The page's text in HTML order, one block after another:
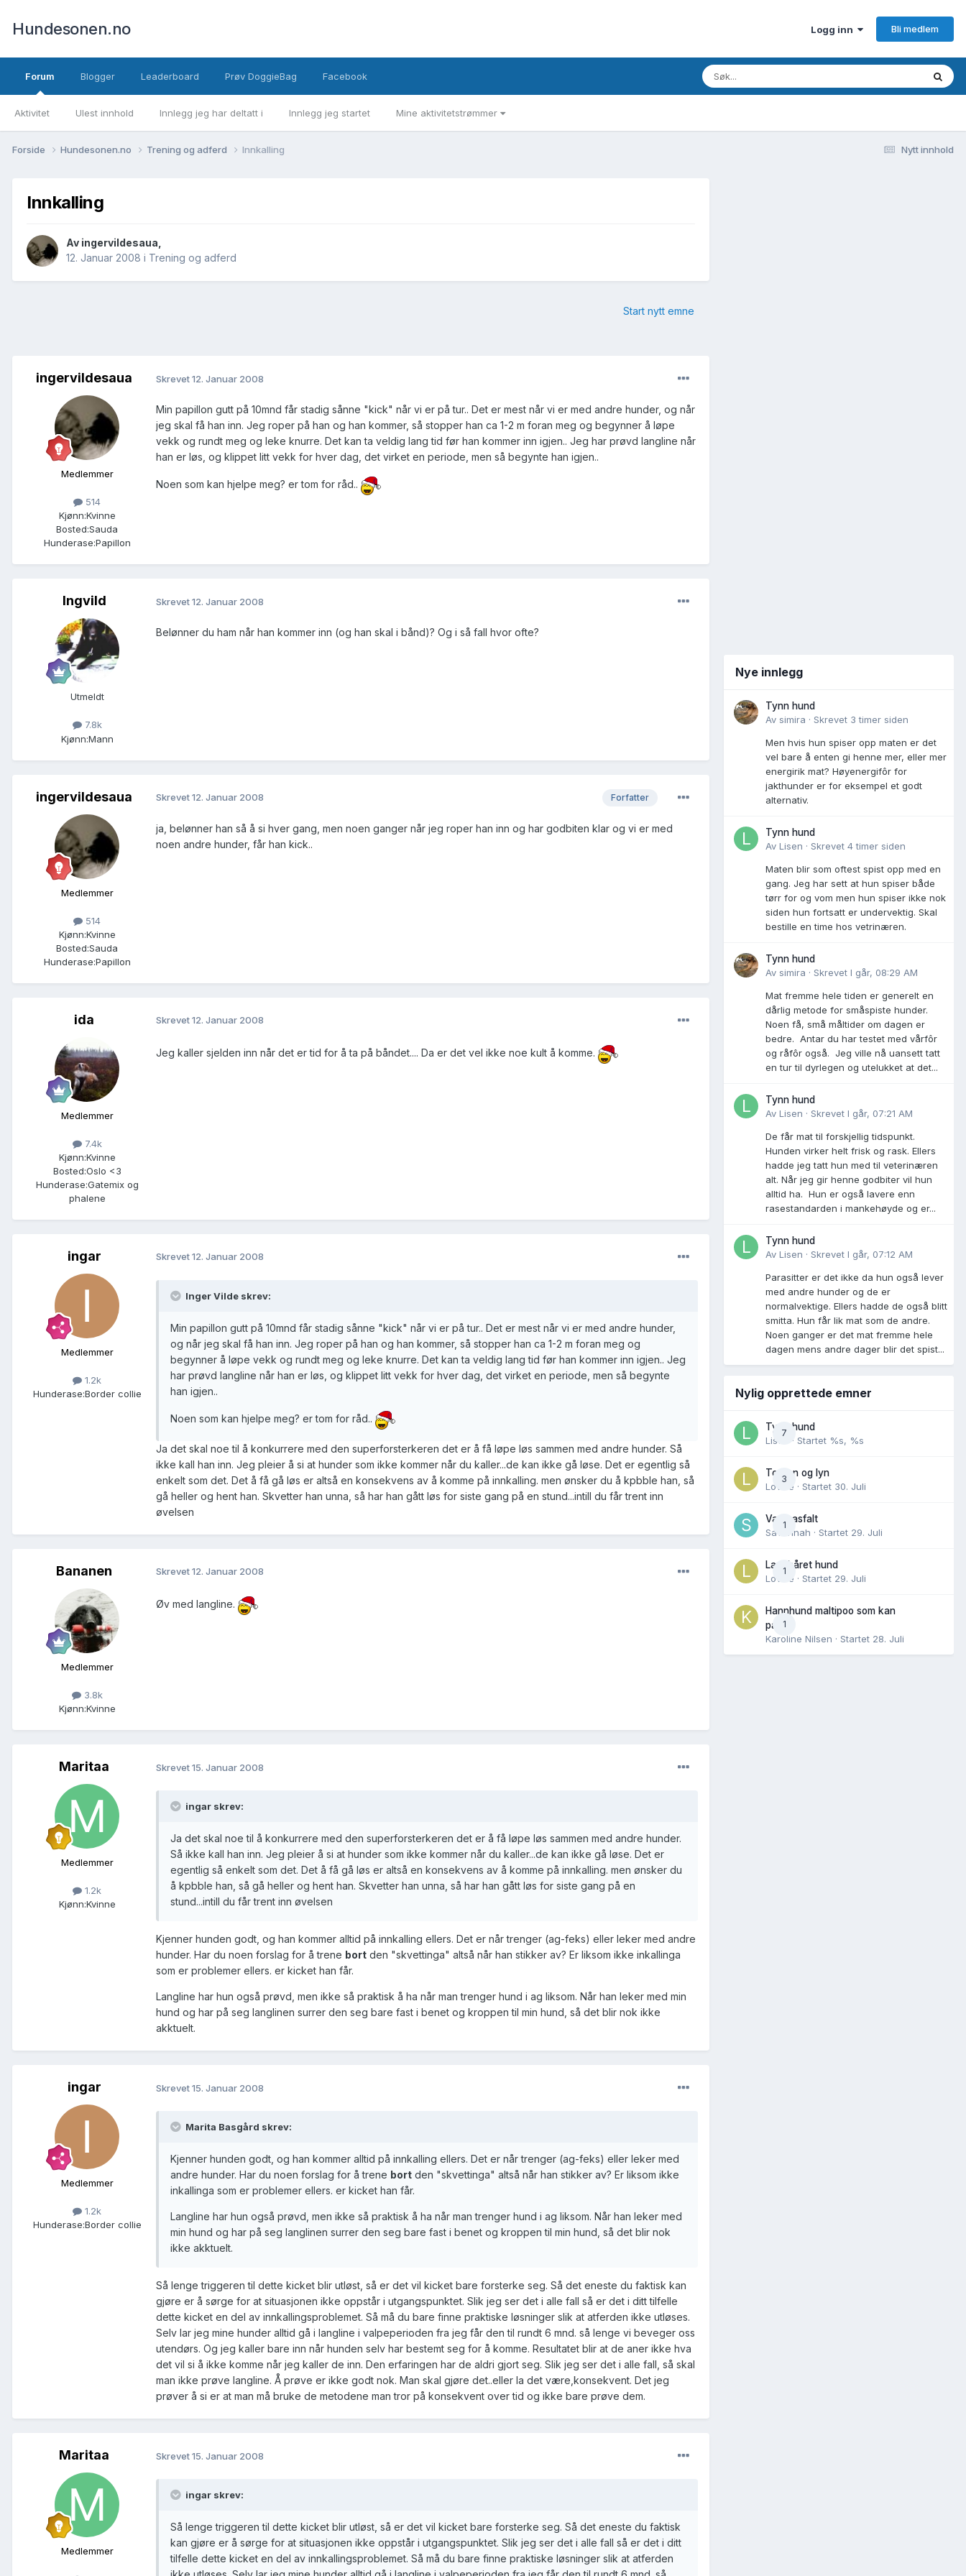
Hundesonen.no Logg inn Bli medlem
Forum
Aktivitet Ulest innhold Innlegg jeg har deltatt i Innlegg jeg startet Mine aktivitetstrømmer
Blogger Leaderboard Prøv DoggieBag Facebook
Nytt innhold
Forside Hundesonen.no Trening og adferd Innkalling
Innkalling
Av ingervildesaua
12. Januar 2008 i Trening og adferd
Start nytt emne
ingervildesaua
Medlemmer
514
Kjønn:Kvinne
Bosted:Sauda
Hunderase:Papillon
Skrevet12. Januar 2008
Min papillon gutt på 10mnd får stadig sånne "kick" når vi er på tur.. Det er mest når vi er med andre hunder, og når
jeg skal få han inn. Jeg roper på han og han kommer, så stopper han ca 1-2 m foran meg og begynner å løpe
vekk og rundt meg og leke knurre. Det kan ta veldig lang tid før han kommer inn igjen.. Jeg har prøvd langline når
han er løs, og klippet litt vekk for hver dag, det virket en periode, men så begynte han igjen..
Noen som kan hjelpe meg? er tom for råd..
Ingvild
Utmeldt
7.8k
Kjønn:Mann
Skrevet12. Januar 2008
Belønner du ham når han kommer inn (og han skal i bånd)? Og i så fall hvor ofte?
ingervildesaua
Medlemmer
514
Kjønn:Kvinne
Bosted:Sauda
Hunderase:Papillon
Forfatter
Skrevet12. Januar 2008
ja, belønner han så å si hver gang, men noen ganger når jeg roper han inn og har godbiten klar og vi er med
noen andre hunder, får han kick..
ida
Medlemmer
7.4k
Kjønn:Kvinne
Bosted:Oslo <3
Hunderase:Gatemix og
phalene
Skrevet12. Januar 2008
Jeg kaller sjelden inn når det er tid for å ta på båndet.... Da er det vel ikke noe kult å komme.
ingar
Medlemmer
1.2k
Hunderase:Border collie
Skrevet12. Januar 2008
Inger Vilde skrev:
Min papillon gutt på 10mnd får stadig sånne "kick" når vi er på tur.. Det er mest når vi er med andre hunder,
og når jeg skal få han inn. Jeg roper på han og han kommer, så stopper han ca 1-2 m foran meg og
begynner å løpe vekk og rundt meg og leke knurre. Det kan ta veldig lang tid før han kommer inn igjen.. Jeg
har prøvd langline når han er løs, og klippet litt vekk for hver dag, det virket en periode, men så begynte
han igjen..
Noen som kan hjelpe meg? er tom for råd..
Ja det skal noe til å konkurrere med den superforsterkeren det er å få løpe løs sammen med andre hunder. Så
ikke kall han inn. Jeg pleier å si at hunder som ikke kommer når du kaller...de kan ikke gå løse. Det er egentlig så
enkelt som det. Det å få gå løs er altså en konsekvens av å komme på innkalling. men ønsker du å kpbble han, så
gå heller og hent han. Skvetter han unna, så har han gått løs for siste gang på en stund...intill du får trent inn
øvelsen
Bananen
Medlemmer
3.8k
Kjønn:Kvinne
Skrevet12. Januar 2008
Øv med langline.
Maritaa
Medlemmer
1.2k
Kjønn:Kvinne
Skrevet15. Januar 2008
ingar skrev:
Ja det skal noe til å konkurrere med den superforsterkeren det er å få løpe løs sammen med andre hunder.
Så ikke kall han inn. Jeg pleier å si at hunder som ikke kommer når du kaller...de kan ikke gå løse. Det er
egentlig så enkelt som det. Det å få gå løs er altså en konsekvens av å komme på innkalling. men ønsker du
å kpbble han, så gå heller og hent han. Skvetter han unna, så har han gått løs for siste gang på en
stund...intill du får trent inn øvelsen
Kjenner hunden godt, og han kommer alltid på innkalling ellers. Det er når trenger (ag-feks) eller leker med andre
hunder. Har du noen forslag for å trene bort den "skvettinga" altså når han stikker av? Er liksom ikke inkallinga
som er problemer ellers. er kicket han får.
Langline har hun også prøvd, men ikke så praktisk å ha når man trenger hund i ag liksom. Når han leker med min
hund og har på seg langlinen surrer den seg bare fast i benet og kroppen til min hund, så det blir nok ikke
akktuelt.
ingar
Medlemmer
1.2k
Hunderase:Border collie
Skrevet15. Januar 2008
Marita Basgård skrev:
Kjenner hunden godt, og han kommer alltid på innkalling ellers. Det er når trenger (ag-feks) eller leker med
andre hunder. Har du noen forslag for å trene bort den "skvettinga" altså når han stikker av? Er liksom ikke
inkallinga som er problemer ellers. er kicket han får.
Langline har hun også prøvd, men ikke så praktisk å ha når man trenger hund i ag liksom. Når han leker med
min hund og har på seg langlinen surrer den seg bare fast i benet og kroppen til min hund, så det blir nok
ikke akktuelt.
Så lenge triggeren til dette kicket blir utløst, så er det vil kicket bare forsterke seg. Så det eneste du faktisk kan
gjøre er å sørge for at situasjonen ikke oppstår i utgangspunktet. Slik jeg ser det i alle fall så er det i ditt tilfelle
dette kicket en del av innkallingsproblemet. Så må du bare finne praktiske løsninger slik at atferden ikke utløses.
Selv lar jeg mine hunder alltid gå i langline i valpeperioden fra jeg får den til rundt 6 mnd. så lenge vi beveger oss
utendørs. Og jeg kaller bare inn når hunden selv har bestemt seg for å komme. Resultatet blir at de aner ikke hva
det vil si å ikke komme når jeg kaller de inn. Den erfaringen har de aldri gjort seg. Slik jeg ser det i alle fall, så skal
man ikke prøve langline. Å prøve er ikke godt nok. Man skal gjøre det..eller la det være,konsekvent. Det jeg
prøver å si er at man må bruke de metodene man tror på konsekvent over tid og ikke bare prøve dem.
Maritaa
Medlemmer
Skrevet15. Januar 2008
ingar skrev:
Så lenge triggeren til dette kicket blir utløst, så er det vil kicket bare forsterke seg. Så det eneste du faktisk
kan gjøre er å sørge for at situasjonen ikke oppstår i utgangspunktet. Slik jeg ser det i alle fall så er det i ditt
tilfelle dette kicket en del av innkallingsproblemet. Så må du bare finne praktiske løsninger slik at atferden
Nye innlegg
Tynn hund
Av simira · Skrevet 3 timer siden
Men hvis hun spiser opp maten er det
vel bare å enten gi henne mer, eller mer
energirik mat? Høyenergifôr for
jakthunder er for eksempel et godt
alternativ.
Tynn hund
Av Lisen · Skrevet 4 timer siden
Maten blir som oftest spist opp med en
gang. Jeg har sett at hun spiser både
tørr for og vom men hun spiser ikke nok
siden hun fortsatt er undervektig. Skal
bestille en time hos vetrinæren.
Tynn hund
Av simira · Skrevet I går, 08:29 AM
Mat fremme hele tiden er generelt en
dårlig metode for småspiste hunder.
Noen få, små måltider om dagen er
bedre. Antar du har testet med vårfôr
og råfôr også. Jeg ville nå uansett tatt
en tur til dyrlegen og utelukket at det...
Tynn hund
Av Lisen · Skrevet I går, 07:21 AM
De får mat til forskjellig tidspunkt.
Hunden virker helt frisk og rask. Ellers
hadde jeg tatt hun med til veterinæren
alt. Når jeg gir henne godbiter vil hun
alltid ha. Hun er også lavere enn
rasestandarden i mankehøyde og er...
Tynn hund
Av Lisen · Skrevet I går, 07:12 AM
Parasitter er det ikke da hun også lever
med andre hunder og de er
normalvektige. Ellers hadde de også blitt
smitta. Hun får lik mat som de andre.
Noen ganger er det mat fremme hele
dagen mens andre dager blir det spist...
Nylig opprettede emner
7
Tynn hund
Lisen
· Startet %s, %s
3
Torden og lyn
Lovise · Startet 30. Juli
1
Varm asfalt
Savannah · Startet 29. Juli
1
Langhåret hund
Lovise · Startet 29. Juli
1
Hannhund maltipoo som kan
parres
Karoline Nilsen · Startet 28. Juli